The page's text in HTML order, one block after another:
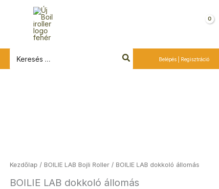
for:
Belépés | Regisztráció
Kezdőlap / BOILIE LAB Bojli Roller / BOILIE LAB dokkoló állomás
BOILIE LAB dokkoló állomás